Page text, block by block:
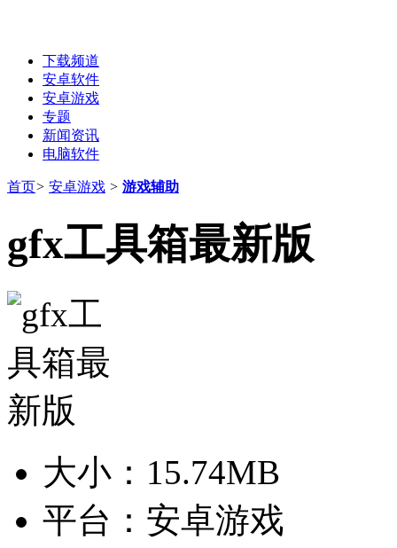
下载频道
安卓软件
安卓游戏
专题
新闻资讯
电脑软件
首页> 安卓游戏 > 游戏辅助
gfx工具箱最新版
大小： 15.74MB
平台： 安卓游戏